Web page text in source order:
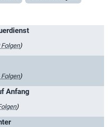
Folgen)
Folgen)
Anfang
)